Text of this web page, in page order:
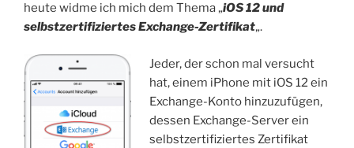
heute widme ich mich dem Thema „iOS 12 und
selbstzertifiziertes Exchange-Zertifikat„.
Jeder, der schon mal versucht
hat, einem iPhone mit iOS 12 ein
Exchange-Konto hinzuzufügen,
dessen Exchange-Server ein
selbstzertifiziertes Zertifikat